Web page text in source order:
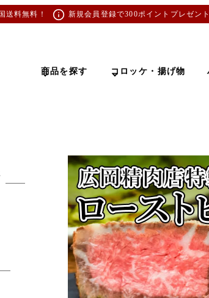
送料無料！ 新規会員登録で300ポイントプレゼント
商品を探す コロッケ・揚げ物